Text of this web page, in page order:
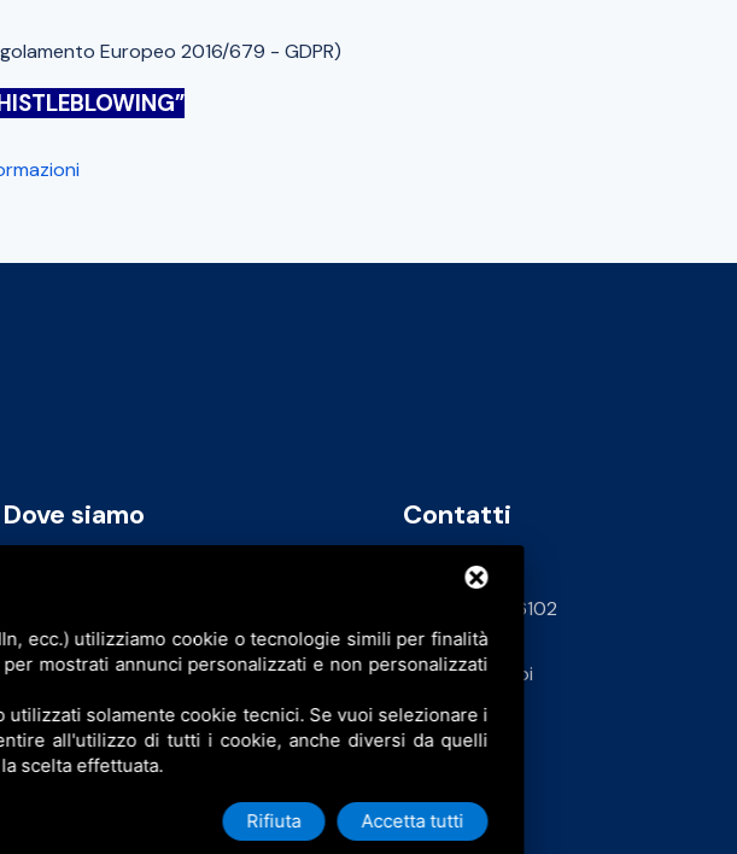
Europeo 2016/679 - GDPR)
Dove siamo
P.I. & C.F. 08677760962
Contatti
info@bfspa.it
+39 0532 836102
Lavora con noi
ecc.) utilizziamo cookie o tecnologie simili per finalità
mostrati annunci personalizzati e non personalizzati
solamente cookie tecnici. Se vuoi selezionare i
all'utilizzo di tutti i cookie, anche diversi da quelli
scelta effettuata.
Rifiuta Accetta tutti